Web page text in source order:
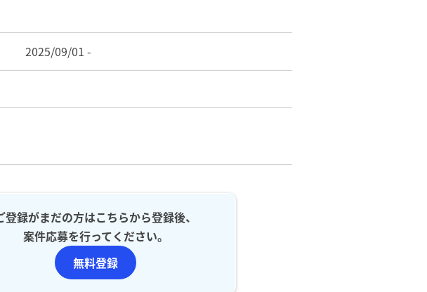
2025/09/01 -
登録がまだの方はこちらから登録後、
案件応募を行ってください。
無料登録